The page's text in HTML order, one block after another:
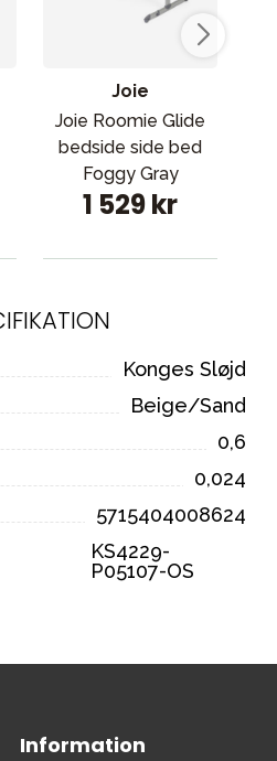
Joie
Joie Roomie Glide
bedside side bed
Foggy Gray
1 529 kr
Konges Sløjd
Beige/Sand
0,6
0,024
5715404008624
KS4229-
P05107-OS
Information